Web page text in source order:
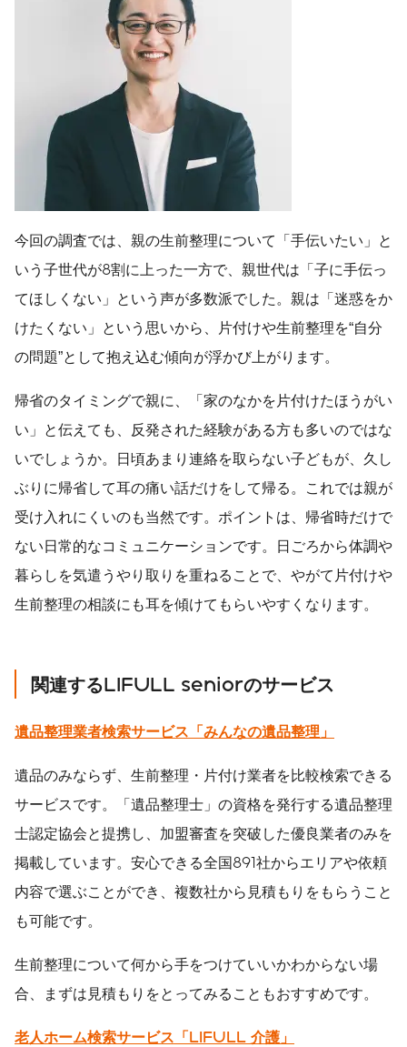
今回の調査では、親の生前整理について「手伝いたい」と
いう子世代が8割に上った一方で、親世代は「子に手伝っ
てほしくない」という声が多数派でした。親は「迷惑をか
けたくない」という思いから、片付けや生前整理を“自分
の問題”として抱え込む傾向が浮かび上がります。
帰省のタイミングで親に、「家のなかを片付けたほうがい
い」と伝えても、反発された経験がある方も多いのではな
いでしょうか。日頃あまり連絡を取らない子どもが、久し
ぶりに帰省して耳の痛い話だけをして帰る。これでは親が
受け入れにくいのも当然です。ポイントは、帰省時だけで
ない日常的なコミュニケーションです。日ごろから体調や
暮らしを気遣うやり取りを重ねることで、やがて片付けや
生前整理の相談にも耳を傾けてもらいやすくなります。
関連するLIFULL seniorのサービス
遺品整理業者検索サービス「みんなの遺品整理」
遺品のみならず、生前整理・片付け業者を比較検索できる
サービスです。「遺品整理士」の資格を発行する遺品整理
士認定協会と提携し、加盟審査を突破した優良業者のみを
掲載しています。安心できる全国891社からエリアや依頼
内容で選ぶことができ、複数社から見積もりをもらうこと
も可能です。
生前整理について何から手をつけていいかわからない場
合、まずは見積もりをとってみることもおすすめです。
老人ホーム検索サービス「LIFULL 介護」